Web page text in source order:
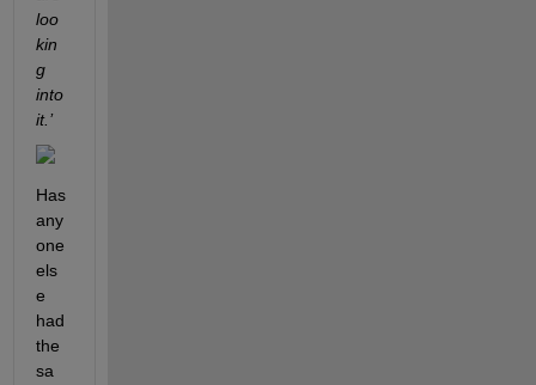
loo
kin
g
into
it.’
Has
any
one
els
e
had
the
sa